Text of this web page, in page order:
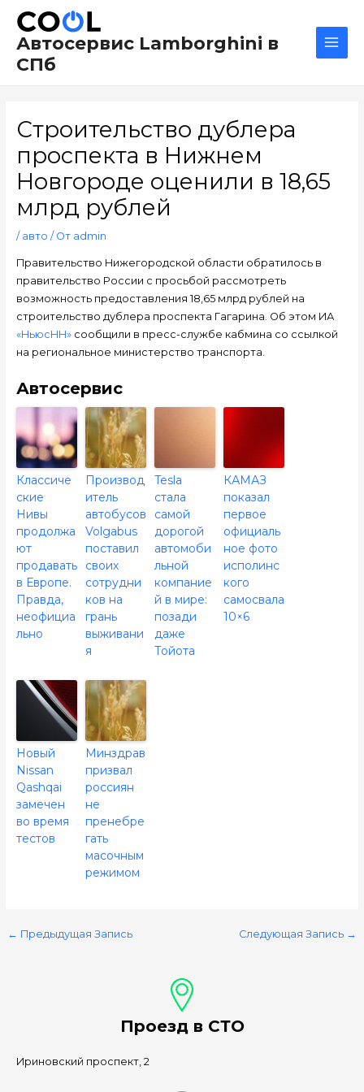
содержимому
Автосервис Lamborghini в
СПб
Строительство дублера
проспекта в Нижнем
Новгороде оценили в 18,65
млрд рублей
/ авто / От admin
Правительство Нижегородской области обратилось в
правительство России с просьбой рассмотреть
возможность предоставления 18,65 млрд рублей на
строительство дублера проспекта Гагарина. Об этом ИА
«НьюсНН»сообщили в пресс-службе кабмина со ссылкой
на региональное министерство транспорта.
Автосервис
Классиче
ские
Нивы
продолжа
ют
продавать
в Европе.
Правда,
неофициа
льно
Производ
итель
автобусов
Volgabus
поставил
своих
сотрудни
ков на
грань
выживани
я
Tesla
стала
самой
дорогой
автомоби
льной
компание
й в мире:
позади
даже
Тойота
КАМАЗ
показал
первое
официаль
ное фото
исполинс
кого
самосвала
10×6
Новый
Nissan
Qashqai
замечен
во время
тестов
Минздрав
призвал
россиян
не
пренебре
гать
масочным
режимом
по
записям
← Предыдущая Запись Следующая Запись →
Проезд в СТО
Ириновский проспект, 2